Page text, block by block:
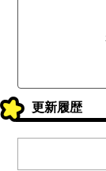
更新履歴